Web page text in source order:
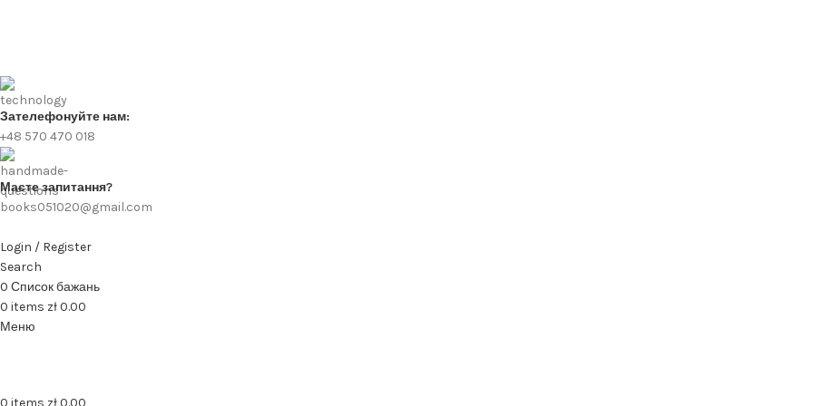
Зателефонуйте нам:
+48 570 470 018
Маєте запитання?
books051020@gmail.com
Login / Register
Search
0 Список бажань
0 items zł0.00
Меню
0 items zł0.00